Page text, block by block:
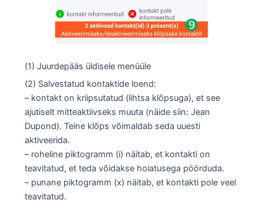
(1) Juurdepääs üldisele menüüle
(2) Salvestatud kontaktide loend:
– kontakt on kriipsutatud (lihtsa klõpsuga), et see
ajutiselt mitteaktiivseks muuta (näide siin: Jean
Dupond). Teine klõps võimaldab seda uuesti
aktiveerida.
– roheline piktogramm (i) näitab, et kontakti on
teavitatud, et teda võidakse hoiatusega pöörduda.
– punane piktogramm (x) näitab, et kontakti pole veel
teavitatud.